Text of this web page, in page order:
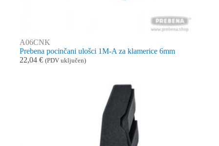
A06CNK
Prebena pocinčani ulošci 1M-A za klamerice 6mm
22,04 € (PDV uključen)